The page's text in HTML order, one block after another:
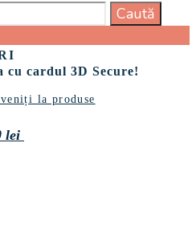
Caută
cu cardul 3D Secure!
la produse
lei